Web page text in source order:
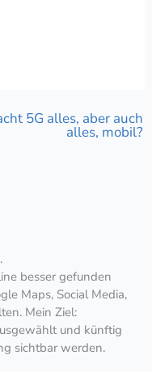
5G alles, aber auch
alles, mobil?
besser gefunden
Maps, Social Media,
Mein Ziel:
und künftig
sichtbar werden.